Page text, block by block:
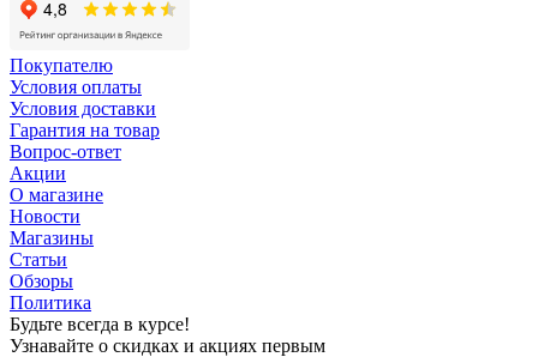
Покупателю
Условия оплаты
Условия доставки
Гарантия на товар
Вопрос-ответ
Акции
О магазине
Новости
Магазины
Статьи
Обзоры
Политика
Будьте всегда в курсе!
Узнавайте о скидках и акциях первым